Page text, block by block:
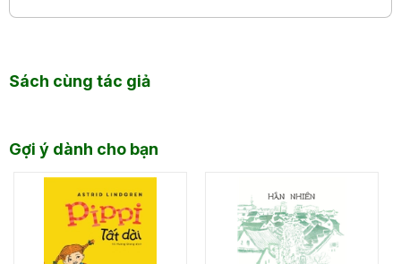
Sách cùng tác giả
Gợi ý dành cho bạn